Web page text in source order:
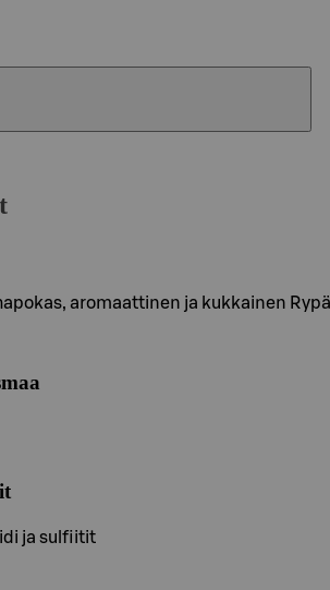
aromaattinen ja kukkainen
ja sulfiitit